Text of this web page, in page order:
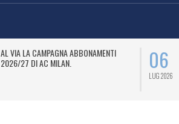
AL VIA LA CAMPAGNA ABBONAMENTI
2026/27 DI AC MILAN.
06
LUG 2026